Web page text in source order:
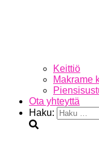
Keittiö
Makrame
Ota yhteyttä
Haku: